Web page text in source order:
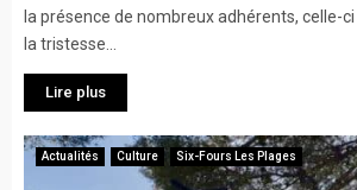
la présence de nombreux adhérents, celle-
la tristesse...
Lire plus
Actualités Culture Six-Fours Les Plages